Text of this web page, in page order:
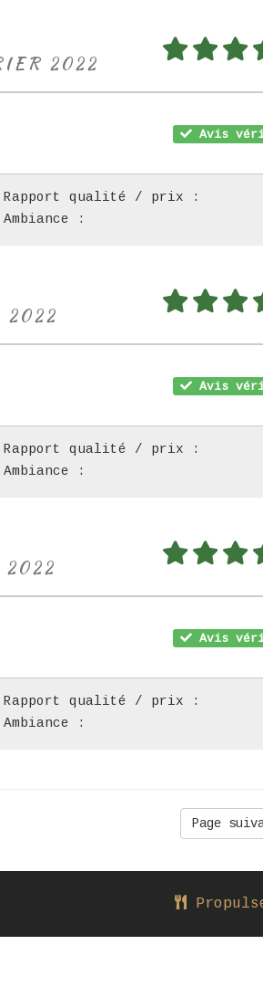
2022
Avis
Rapport qualité / prix :
Ambiance :
2022
Avis
Rapport qualité / prix :
Ambiance :
2022
Avis
Rapport qualité / prix :
Ambiance :
Page